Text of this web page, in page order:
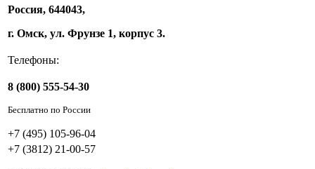
Россия, 644043,
г. Омск, ул. Фрунзе 1, корпус 3.
Телефоны:
8 (800) 555-54-30
Бесплатно по России
+7 (495) 105-96-04
+7 (3812) 21-00-57